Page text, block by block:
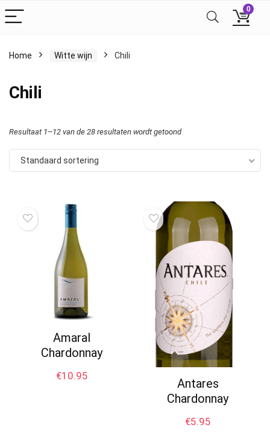
0
Home Witte wijn Chili
Chili
Resultaat 1–12 van de 28 resultaten wordt getoond
Standaard sortering
Amaral
Chardonnay
€10.95
Antares
Chardonnay
€5.95